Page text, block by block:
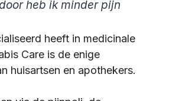
heb ik minder pijn
heeft in medicinale
Care is de enige
huisartsen en apothekers.